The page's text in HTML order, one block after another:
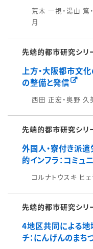
荒木 一視・湯山 篤
月
先端的都市研究シリ
上方・大阪都市文
の整備と発信
西田 正宏・奥野
先端的都市研究シリ
外国人・寮付き派
的インフラ：コミュ
コルナトウスキ ヒ
先端的都市研究シリ
4地区共同による地
チ：にんげんのまち